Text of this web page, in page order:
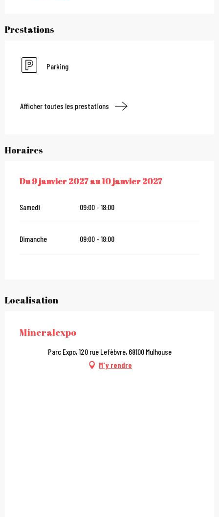
Prestations
Parking
Afficher toutes les prestations
Horaires
DU9 JANVIER 2027AU10 JANVIER 2027
Du9 janvier 2027au10 janvier 2027
Samedi 09:00 - 18:00
Dimanche 09:00 - 18:00
Localisation
Mineralexpo
Parc Expo, 120 rue Lefèbvre, 68100 Mulhouse
M'y rendre